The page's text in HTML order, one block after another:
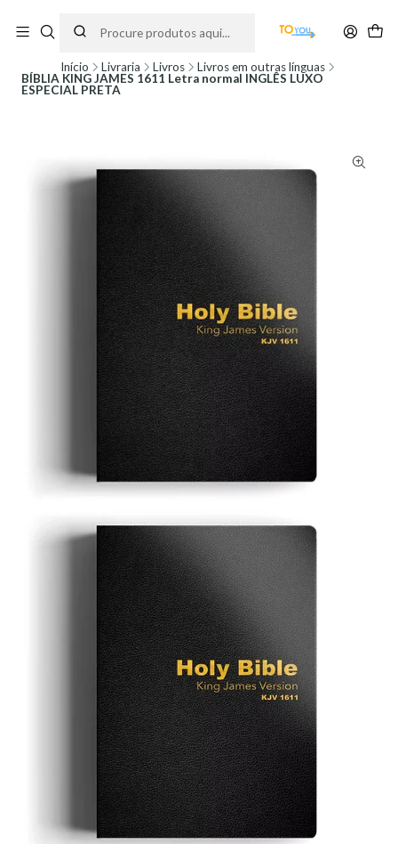
partir do dia 11 de Agosto, às 10H.
Início Livraria Livros
Livros em outras línguas
BÍBLIA KING JAMES 1611 Letra normal INGLÊS LUXO
ESPECIAL PRETA